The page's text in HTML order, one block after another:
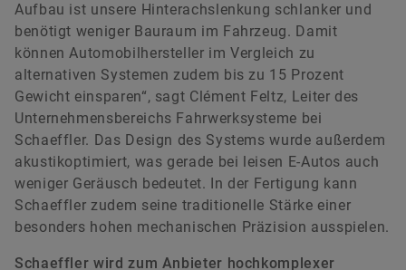
Aufbau ist unsere Hinterachslenkung schlanker und
benötigt weniger Bauraum im Fahrzeug. Damit
können Automobilhersteller im Vergleich zu
alternativen Systemen zudem bis zu 15 Prozent
Gewicht einsparen“, sagt Clément Feltz, Leiter des
Unternehmensbereichs Fahrwerksysteme bei
Schaeffler. Das Design des Systems wurde außerdem
akustikoptimiert, was gerade bei leisen E-Autos auch
weniger Geräusch bedeutet. In der Fertigung kann
Schaeffler zudem seine traditionelle Stärke einer
besonders hohen mechanischen Präzision ausspielen.
Schaeffler wird zum Anbieter hochkomplexer